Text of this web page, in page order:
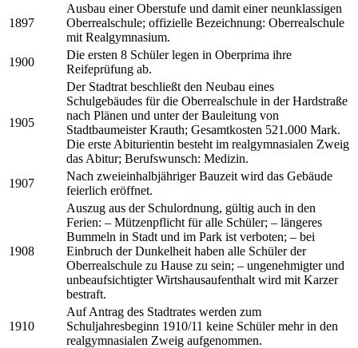
1897
Ausbau einer Oberstufe und damit einer neunklassigen
Oberrealschule; offizielle Bezeichnung: Oberrealschule
mit Realgymnasium.
1900
Die ersten 8 Schüler legen in Oberprima ihre
Reifeprüfung ab.
1905
Der Stadtrat beschließt den Neubau eines
Schulgebäudes für die Oberrealschule in der Hardstraße
nach Plänen und unter der Bauleitung von
Stadtbaumeister Krauth; Gesamtkosten 521.000 Mark.
Die erste Abiturientin besteht im realgymnasialen Zweig
das Abitur; Berufswunsch: Medizin.
1907
Nach zweieinhalbjähriger Bauzeit wird das Gebäude
feierlich eröffnet.
1908
Auszug aus der Schulordnung, gültig auch in den
Ferien: – Mützenpflicht für alle Schüler; – längeres
Bummeln in Stadt und im Park ist verboten; – bei
Einbruch der Dunkelheit haben alle Schüler der
Oberrealschule zu Hause zu sein; – ungenehmigter und
unbeaufsichtigter Wirtshausaufenthalt wird mit Karzer
bestraft.
1910
Auf Antrag des Stadtrates werden zum
Schuljahresbeginn 1910/11 keine Schüler mehr in den
realgymnasialen Zweig aufgenommen.